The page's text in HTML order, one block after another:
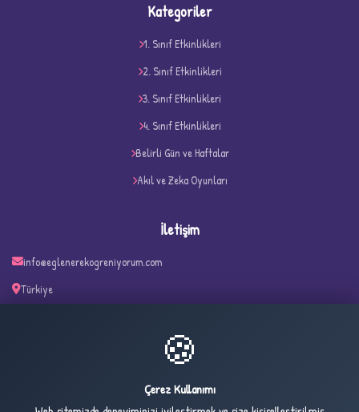
D
Kategoriler
1. Sınıf Etkinlikleri
2. Sınıf Etkinlikleri
3. Sınıf Etkinlikleri
4. Sınıf Etkinlikleri
Belirli Gün ve Haftalar
Akıl ve Zeka Oyunları
İletişim
info@eglenerekogreniyorum.com
Türkiye
🍪
Çerez Kullanımı